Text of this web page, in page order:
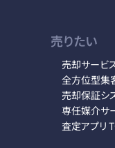
売りたい
売却サービ
全方位型集
売却保証シ
専任媒介サ
査定アプリ